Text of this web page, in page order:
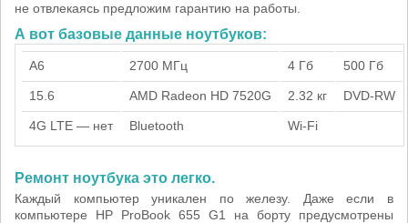
не отвлекаясь предложим гарантию на работы.
А вот базовые данные ноутбуков:
A6 2700 МГц 4 Гб 500 Гб
15.6 AMD Radeon HD 7520G 2.32 кг DVD-RW
4G LTE — нет Bluetooth Wi-Fi
Ремонт ноутбука это легко.
Каждый компьютер уникален по железу. Даже если в
компьютере HP ProBook 655 G1 на борту предусмотрены